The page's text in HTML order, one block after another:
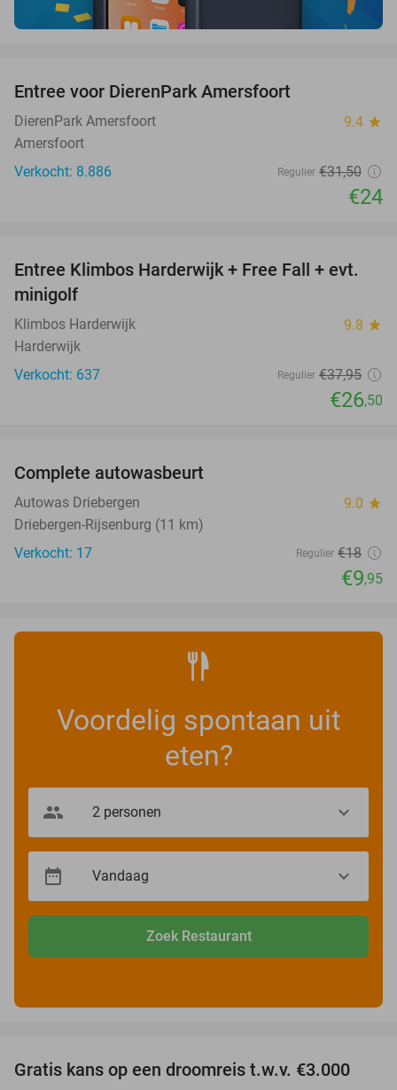
Entree voor DierenPark Amersfoort
DierenPark Amersfoort 9.4 star
Amersfoort
Verkocht: 8.886
Regulier €31,50
€24
30%
Entree Klimbos Harderwijk + Free Fall + evt.
minigolf
Klimbos Harderwijk 9.8 star
Harderwijk
Verkocht: 637
Regulier €37,95
€26,50
NEW
TODAY
Complete autowasbeurt
Autowas Driebergen 9.0 star
Driebergen-Rijsenburg (11 km)
Verkocht: 17
Regulier €18
€9,95
Voordelig spontaan uit
eten?
Zoek Restaurant
Gratis kans op een droomreis t.w.v. €3.000